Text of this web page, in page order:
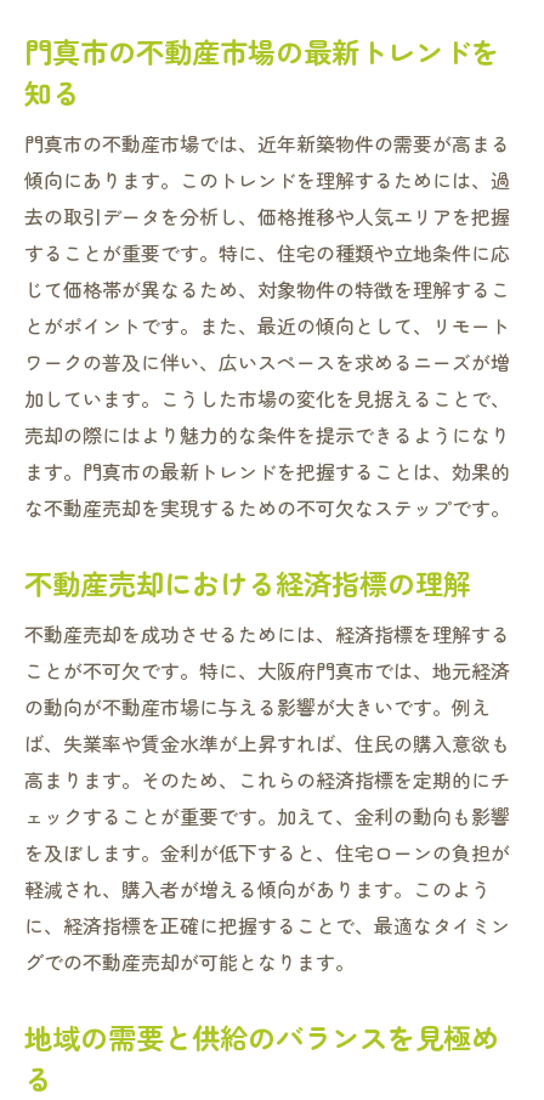
門真市の不動産市場の最新トレンドを
知る
門真市の不動産市場では、近年新築物件の需要が高まる
傾向にあります。このトレンドを理解するためには、過
去の取引データを分析し、価格推移や人気エリアを把握
することが重要です。特に、住宅の種類や立地条件に応
じて価格帯が異なるため、対象物件の特徴を理解するこ
とがポイントです。また、最近の傾向として、リモート
ワークの普及に伴い、広いスペースを求めるニーズが増
加しています。こうした市場の変化を見据えることで、
売却の際にはより魅力的な条件を提示できるようになり
ます。門真市の最新トレンドを把握することは、効果的
な不動産売却を実現するための不可欠なステップです。
不動産売却における経済指標の理解
不動産売却を成功させるためには、経済指標を理解する
ことが不可欠です。特に、大阪府門真市では、地元経済
の動向が不動産市場に与える影響が大きいです。例え
ば、失業率や賃金水準が上昇すれば、住民の購入意欲も
高まります。そのため、これらの経済指標を定期的にチ
ェックすることが重要です。加えて、金利の動向も影響
を及ぼします。金利が低下すると、住宅ローンの負担が
軽減され、購入者が増える傾向があります。このよう
に、経済指標を正確に把握することで、最適なタイミン
グでの不動産売却が可能となります。
地域の需要と供給のバランスを見極め
る